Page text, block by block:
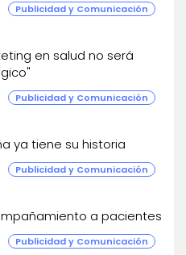
Publicidad y Comunicación
en salud no será
Publicidad y Comunicación
ya tiene su historia
Publicidad y Comunicación
a pacientes
Publicidad y Comunicación